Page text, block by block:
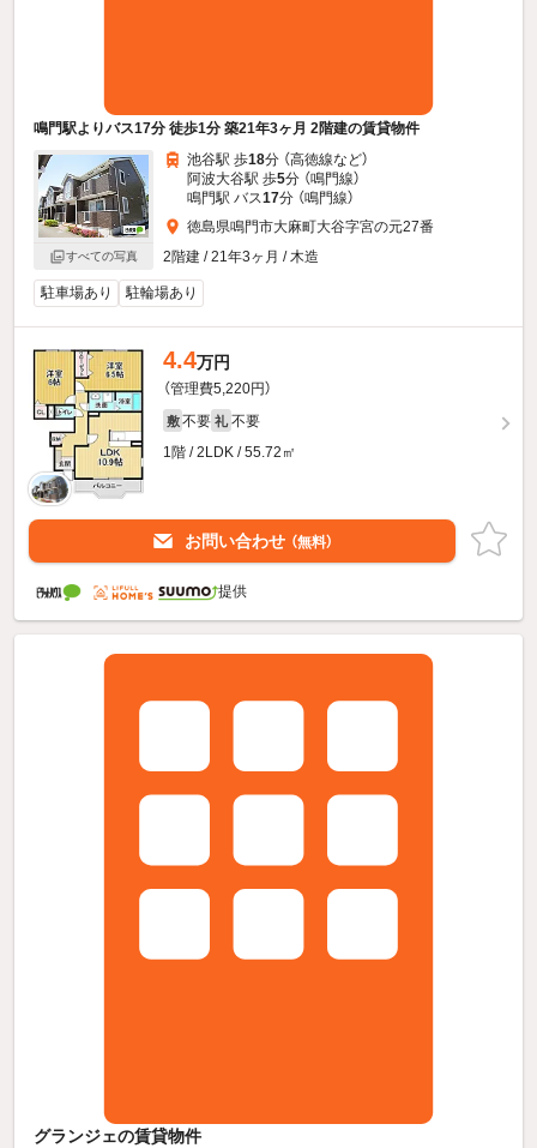
鳴門駅よりバス17分 徒歩1分 築21年3ヶ月 2階建の賃貸物件
すべての写真
池谷駅 歩18分 （高徳線など）
阿波大谷駅 歩5分 （鳴門線）
鳴門駅 バス17分 （鳴門線）
徳島県鳴門市大麻町大谷字宮の元27番
2階建 / 21年3ヶ月 / 木造
駐車場あり 駐輪場あり
4.4万円
（管理費5,220円）
敷 不要 礼 不要
1階 / 2LDK / 55.72㎡
お問い合わせ （無料）
提供
グランジェの賃貸物件